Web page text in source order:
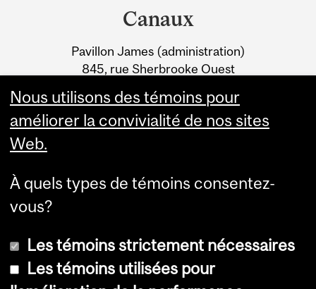
Information
Canaux
Pavillon James (administration)
845, rue Sherbrooke Ouest
Nous utilisons des témoins pour
améliorer la convivialité de nos sites
Web.
À quels types de témoins consentez-
vous?
Les témoins strictement nécessaires
Les témoins utilisées pour